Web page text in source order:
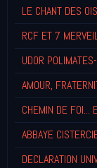
LE CHANT DES
RCF ET 7
UDOR
AMOUR,
CHEMIN DE FOI...
ABBAYE
DECLARATION